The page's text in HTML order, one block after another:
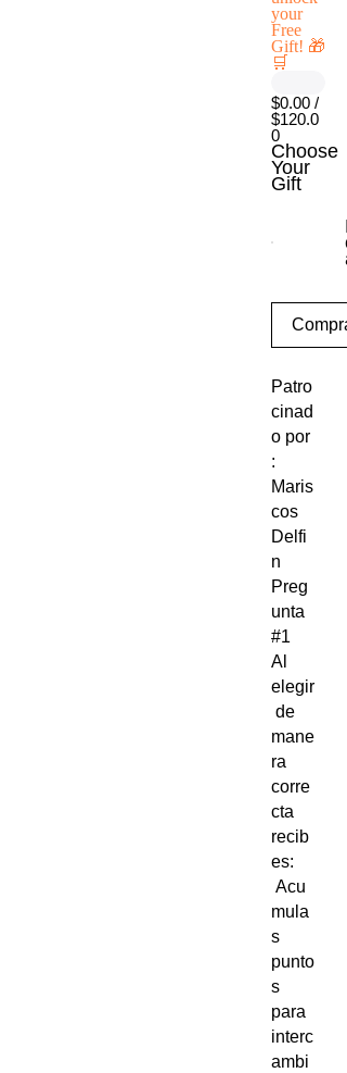
your
Free
Gift! 🎁
🛒
$0.00 /
$120.0
0
Choose
Your
Gift
Patro
cinad
o por
:
Maris
cos
Delfi
n
Preg
unta
#1
Al
elegir
de
mane
ra
corre
cta
recib
es:
Acu
mula
s
punto
s
para
interc
ambi